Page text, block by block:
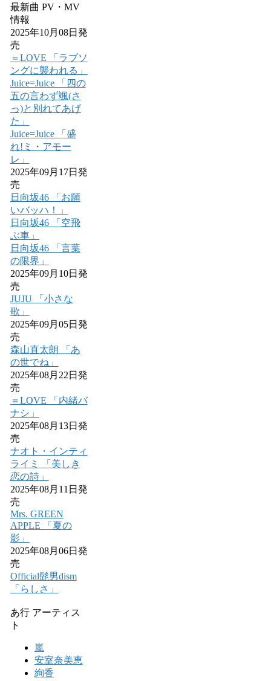
最新曲 PV・MV
情報
2025年10月08日発
売
＝LOVE 「ラブソ
ングに襲われる」
Juice=Juice 「四の
五の言わず颯(さ
っ)と別れてあげ
た」
Juice=Juice 「盛
れ!ミ・アモー
レ」
2025年09月17日発
売
日向坂46 「お願
いバッハ！」
日向坂46 「空飛
ぶ車」
日向坂46 「言葉
の限界」
2025年09月10日発
売
JUJU 「小さな
歌」
2025年09月05日発
売
森山直太朗 「あ
の世でね」
2025年08月22日発
売
＝LOVE 「内緒バ
ナシ」
2025年08月13日発
売
ナオト・インティ
ライミ 「美しき
恋の詩」
2025年08月11日発
売
Mrs. GREEN
APPLE 「夏の
影」
2025年08月06日発
売
Official髭男dism
「らしさ」
あ行 アーティス
ト
嵐
安室奈美恵
絢香